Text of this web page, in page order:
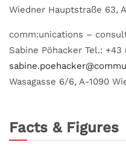
Wiedner Hauptstraße 63,
comm:unications –
Sabine Pöhacker Tel.: +43
Wasagasse 6/6, A-1090
Facts & Figures